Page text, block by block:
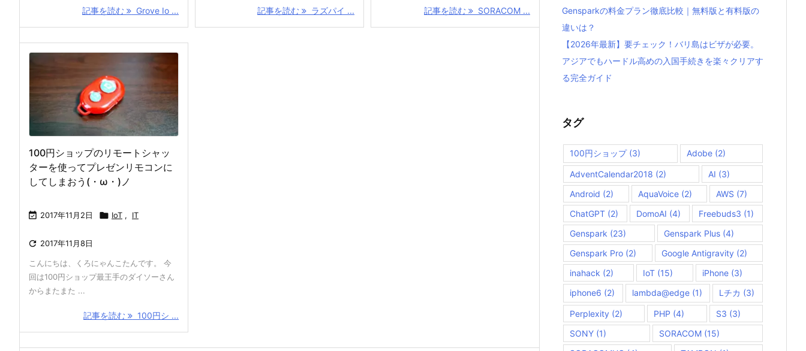
記事を読む Grove Io ... 記事を読む ラズパイ ... 記事を読む SORACOM ...
100円ショップのリモートシャッ
ターを使ってプレゼンリモコンに
してしまおう(・ω・)ノ
 2017年11月2日  IoT , IT
 2017年11月8日
こんにちは、くろにゃんこたんです。 今
回は100円ショップ最王手のダイソーさん
からまたまた ...
記事を読む 100円シ ...
Gensparkの料金プラン徹底比較｜無料版と有料版の
違いは？
【2026年最新】要チェック！バリ島はビザが必要。
アジアでもハードル高めの入国手続きを楽々クリアす
る完全ガイド
タグ
100円ショップ(3) Adobe (2)
AdventCalendar2018 (2) AI (3)
Android (2) AquaVoice(2) AWS (7)
ChatGPT (2) DomoAI (4) Freebuds3 (1)
Genspark (23) Genspark Plus (4)
Genspark Pro (2) Google Antigravity (2)
inahack (2) IoT (15) iPhone (3)
iphone6 (2) lambda@edge(1) Lチカ (3)
Perplexity (2) PHP (4) S3 (3)
SONY (1) SORACOM(15)